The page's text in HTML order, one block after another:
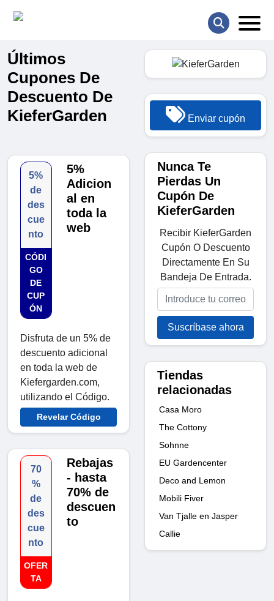
Últimos
Cupones De
Descuento De
KieferGarden
5%
de
des
cue
nto
CÓDI
GO
DE
CUP
ÓN
5%
Adicion
al en
toda la
web
Disfruta de un 5% de
descuento adicional
en toda la web de
Kiefergarden.com,
utilizando el Código.
Revelar Código
70
%
de
des
cue
nto
OFER
TA
Rebajas
- hasta
70% de
descuen
to
Enviar cupón
Nunca Te
Pierdas Un
Cupón De
KieferGarden
Recibir KieferGarden
Cupón O Descuento
Directamente En Su
Bandeja De Entrada.
Suscríbase ahora
Tiendas
relacionadas
Casa Moro
The Cottony
Sohnne
EU Gardencenter
Deco and Lemon
Mobili Fiver
Van Tjalle en Jasper
Callie